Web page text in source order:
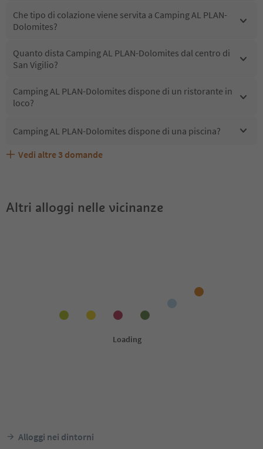
Che tipo di colazione viene servita a Camping AL PLAN-
Dolomites?
Quanto dista Camping AL PLAN-Dolomites dal centro di
San Vigilio?
Camping AL PLAN-Dolomites dispone di un ristorante in
loco?
Camping AL PLAN-Dolomites dispone di una piscina?
Camping AL PLAN-Dolomites accetta animali domestici?
Quali servizi/attività sono disponibili presso Camping AL
Gli ospiti di Camping AL PLAN-Dolomites ricevono l'Alto
Vedi altre 3 domande
Altri alloggi nelle vicinanze
Alloggi nei dintorni